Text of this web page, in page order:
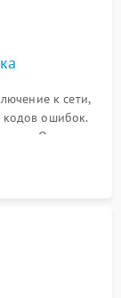
к сети,
кодов ошибок.
Оценка
без